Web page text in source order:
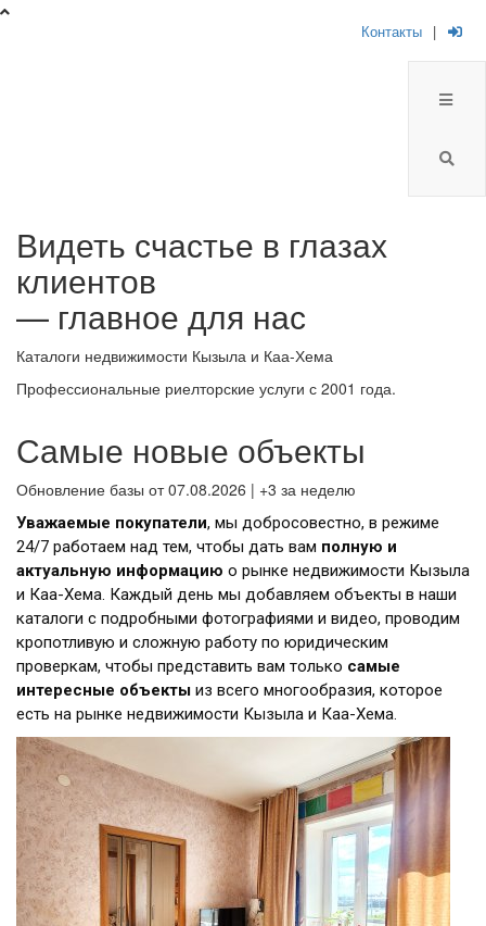
Контакты |
Брокер
Плюс
риелторская
компания
Видеть счастье в глазах
клиентов
— главное для нас
Каталоги недвижимости Кызыла и Каа-Хема
Профессиональные риелторские услуги с 2001 года.
Самые новые объекты
Обновление базы от 07.08.2026 | +3 за неделю
Уважаемые покупатели, мы добросовестно, в режиме
24/7 работаем над тем, чтобы дать вам полную и
актуальную информацию о рынке недвижимости Кызыла
и Каа-Хема. Каждый день мы добавляем объекты в наши
каталоги с подробными фотографиями и видео, проводим
кропотливую и сложную работу по юридическим
проверкам, чтобы представить вам только самые
интересные объекты из всего многообразия, которое
есть на рынке недвижимости Кызыла и Каа-Хема.